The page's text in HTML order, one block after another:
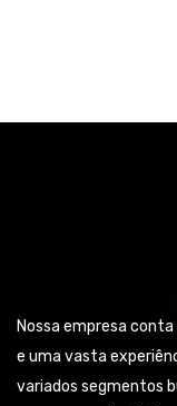
Nossa empresa
e uma vasta
variados segmentos